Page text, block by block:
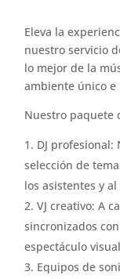
Eleva la
nuestro servicio
lo mejor de la
ambiente único e
Nuestro paquete
DJ
selección de
los asistentes y
VJ creativo: A
sincronizados
espectáculo
Equipos de